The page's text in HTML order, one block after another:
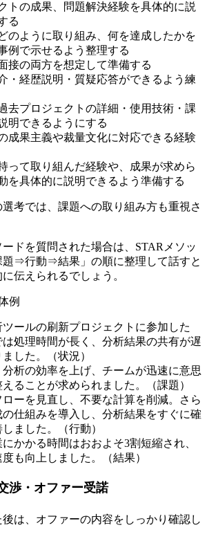
トの成果、問題解決経験を具体的に説
る
のように取り組み、何を達成したかを
例で示せるよう整理する
接の両方を想定して準備する
・経歴説明・質疑応答ができるよう練
去プロジェクトの詳細・使用技術・課
明できるようにする
成果主義や裁量文化に対応できる経験
って取り組んだ経験や、成果が求めら
を具体的に説明できるよう準備する
考では、課題への取り組み方も重視さ
ドを質問された場合は、STARメソッ
題⇒行動⇒結果」の順に整理して話すと
伝えられるでしょう。
例
ールの刷新プロジェクトに参加した
処理時間が長く、分析結果の共有が遅
した。（状況）
析の効率を上げ、チームが迅速に意思
ることが求められました。（課題）
ーを見直し、不要な計算を削減。さら
仕組みを導入し、分析結果をすぐに確
ました。（行動）
かかる時間はおおよそ3割短縮され、
も向上しました。（結果）
渉・オファー受諾
は、オファーの内容をしっかり確認し